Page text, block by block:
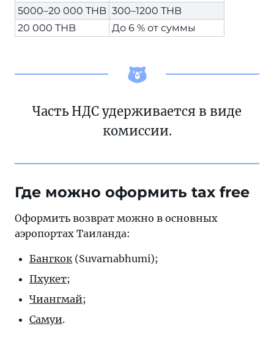
5000–20 000 THB 300–1200 THB
20 000 THB
До 6 % от суммы
Часть НДС удерживается в виде
комиссии.
Где можно оформить tax free
Оформить возврат можно в основных
аэропортах Таиланда:
Бангкок (Suvarnabhumi);
Пхукет;
Чиангмай;
Самуи.